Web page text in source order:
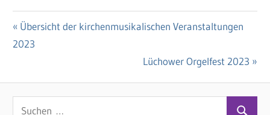
Beitragsnavigation
Vorheriger
Beitrag:
Übersicht der kirchenmusikalischen Veranstaltungen
2023
Nächster
Lüchower Orgelfest 2023